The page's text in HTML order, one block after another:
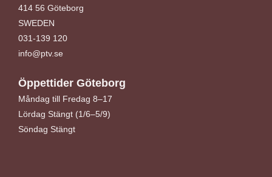
414 56 Göteborg
SWEDEN
031-139 120
info@ptv.se
Öppettider Göteborg
Måndag till Fredag 8–17
Lördag Stängt (1/6–5/9)
Söndag Stängt